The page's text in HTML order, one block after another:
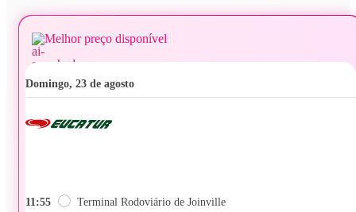
Melhor preço disponível
domingo, 23 de agosto
11:55 Terminal Rodoviário de Joinville